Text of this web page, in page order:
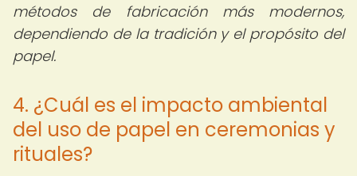
métodos de fabricación más modernos,
dependiendo de la tradición y el propósito del
papel.
4. ¿Cuál es el impacto ambiental
del uso de papel en ceremonias y
rituales?